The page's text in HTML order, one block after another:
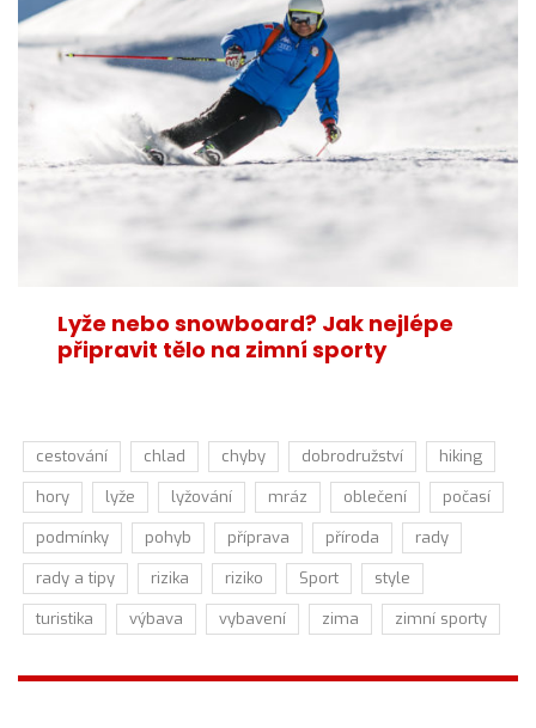
Lyže nebo snowboard? Jak nejlépe
připravit tělo na zimní sporty
cestování chlad chyby dobrodružství
hiking
hory
lyže lyžování mráz oblečení
počasí
podmínky
pohyb příprava příroda
rady
rady a tipy
rizika riziko Sport
style
turistika
výbava vybavení zima zimní sporty